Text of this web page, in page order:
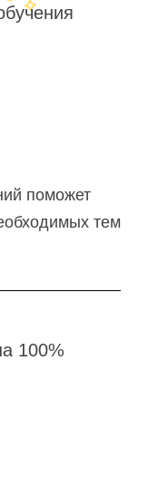
поможет
тем
100%